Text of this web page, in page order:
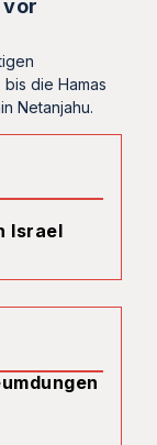
vor
die Hamas
Netanjahu.
Israel